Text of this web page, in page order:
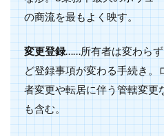
の商流を最もよく映す。
変更登録……所有者は変わら
ど登録事項が変わる手続き。
者変更や転居に伴う管轄変更
も含む。